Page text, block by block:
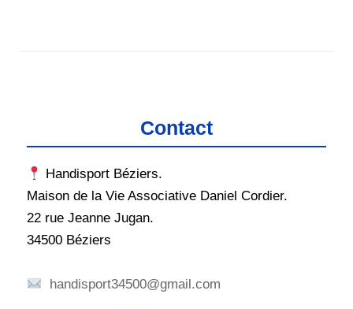
Contact
Handisport Béziers.
Maison de la Vie Associative Daniel Cordier.
22 rue Jeanne Jugan.
34500 Béziers
handisport34500@gmail.com